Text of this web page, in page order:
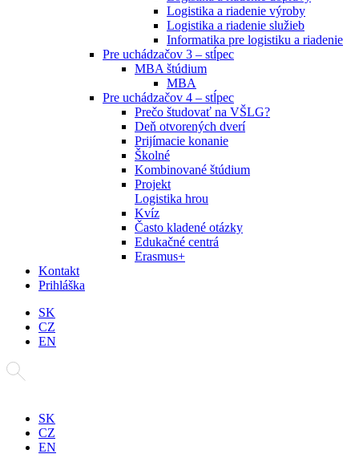
Logistika a riadenie výroby
Logistika a riadenie služieb
Informatika pre logistiku a riadenie
Pre uchádzačov 3 – stĺpec
MBA štúdium
MBA
Pre uchádzačov 4 – stĺpec
Prečo študovať na VŠLG?
Deň otvorených dverí
Prijímacie konanie
Školné
Kombinované štúdium
Projekt
Logistika hrou
Kvíz
Často kladené otázky
Edukačné centrá
Erasmus+
Kontakt
Prihláška
SK
CZ
EN
SK
CZ
EN